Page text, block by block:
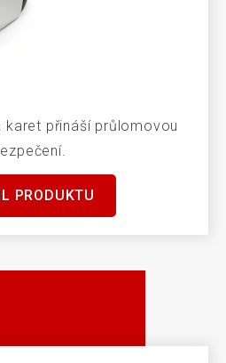
karet přináší průlomovou
PRODUKTU